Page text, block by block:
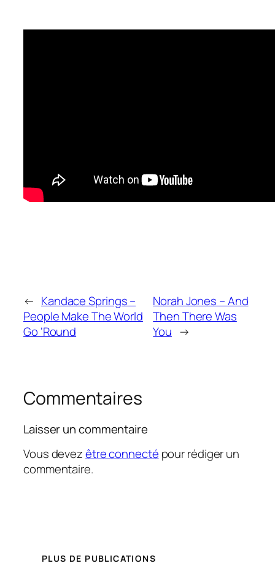
← Kandace Springs –
People Make The World
Go ‘Round
Norah Jones – And
Then There Was
You →
Commentaires
Laisser un commentaire
Vous devezêtre connecté pour rédiger un
commentaire.
PLUS DE PUBLICATIONS